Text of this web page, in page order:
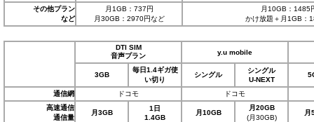
その他プラン
など
月1GB：737円
月30GB：2970円など
月10GB：1485
かけ放題＋月1GB：
DTI SIM
音声プラン
y.u mobile
3GB
毎日1.4ギガ使
い切り
シングル
シングル
U-NEXT
通信網 ドコモ
ドコモ
高速通信
通信量
月3GB
1日
1.4GB
月10GB
月20GB
(月30GB)
月